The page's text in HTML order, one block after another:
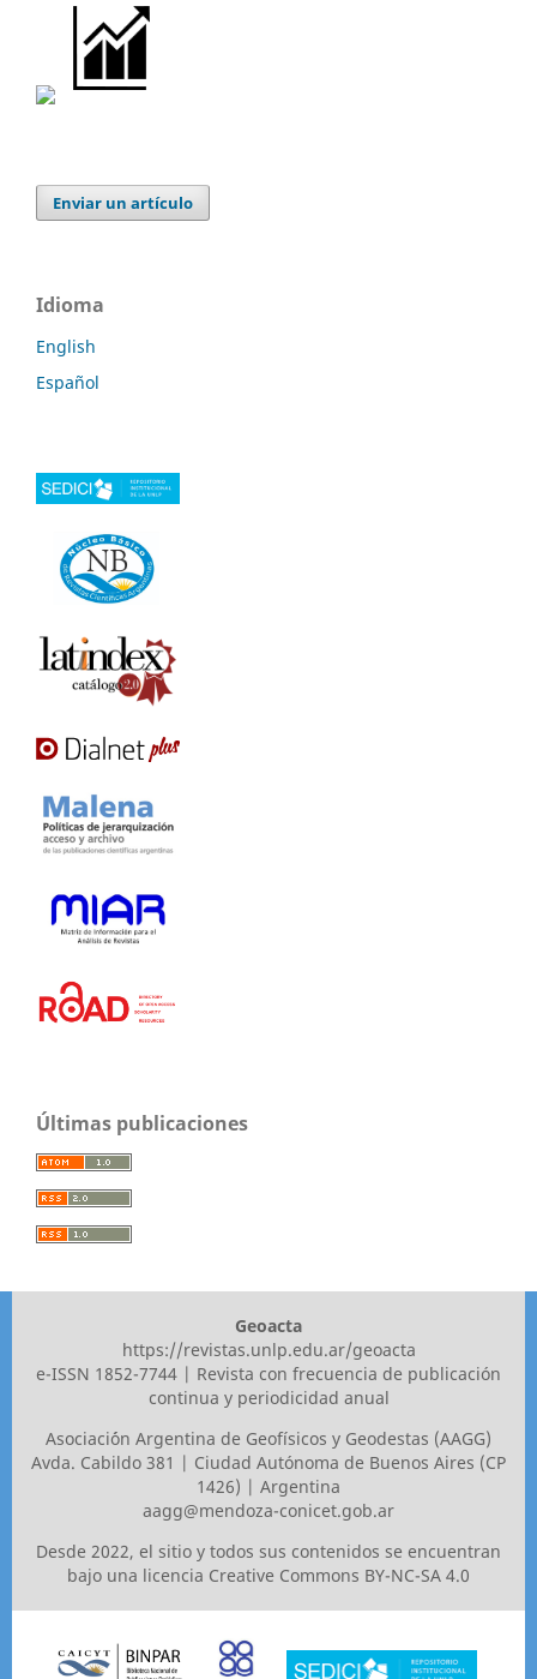
Enviar un artículo
Idioma
English
Español
Últimas publicaciones
Geoacta
https://revistas.unlp.edu.ar/geoacta
e-ISSN 1852-7744 | Revista con frecuencia de publicación
continua y periodicidad anual
Asociaci´ón Argentina de Geofísicos y Geodestas (AAGG)
Avda. Cabildo 381 | Ciudad Autónoma de Buenos Aires (CP
1426) | Argentina
aagg@mendoza-conicet.gob.ar
Desde 2022, el sitio y todos sus contenidos se encuentran
bajo una licencia Creative Commons BY-NC-SA 4.0